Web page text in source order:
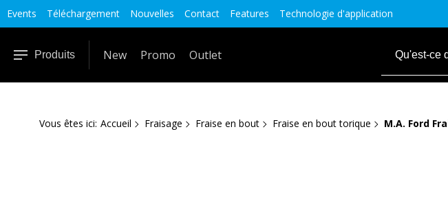
Events Téléchargement Nouvelles Contact Features Technologie d'application
Produits New Promo Outlet
Vous êtes ici: Accueil Fraisage Fraise en bout Fraise en bout torique M.A. Ford